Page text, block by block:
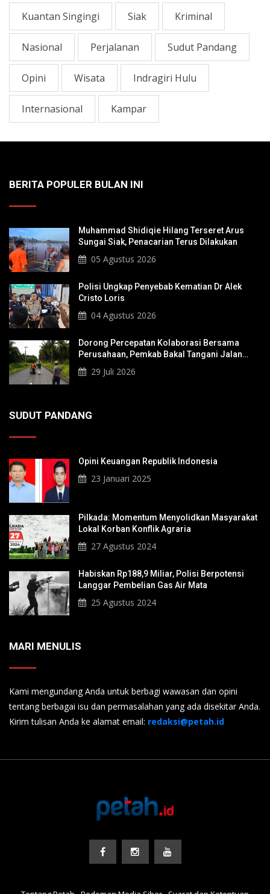
Kuantan Singingi Siak Kriminal
Nasional Perjalanan Sudut Pandang
Opini Wisata Indragiri Hulu
Internasional Kampar
BERITA POPULER BULAN INI
Muhammad Shidiqie Hilang Terseret Arus
Sungai Siak, Penacarian Terus Dilakukan
05 Agustus 2026
Polisi Ungkap Penyebab Kematian Dr Alek
Cristo Loris
04 Agustus 2026
Dorong Percepatan Kolaborasi Bersama
Perusahaan, Pemkab Bakal Tangani Jalan
KITB - Sungai Rawa Yang Rusak
29 Juli 2026
SUDUT PANDANG
Opini Keuangan Republik Indonesia
23 Januari 2025
Pilkada: Momentum Menyolidkan Masyarakat
Lokal Korban Konflik Agraria
27 Agustus 2024
Habiskan Rp188,9 Miliar, Polisi Berpotensi
Langgar Pembelian Gas Air Mata
25 Agustus 2024
MARI MENULIS
Kami mengundang Anda untuk berbagi wawasan dan opini
tentang berbagai isu dan permasalahan yang ada disekitar Anda.
Kirim tulisan Anda ke alamat email: redaksi@petah.id